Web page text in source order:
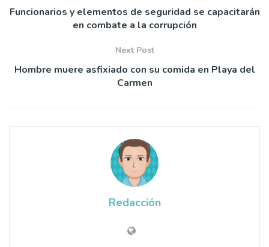
Funcionarios y elementos de seguridad se capacitarán
en combate a la corrupción
Next Post
Hombre muere asfixiado con su comida en Playa del
Carmen
Redacción